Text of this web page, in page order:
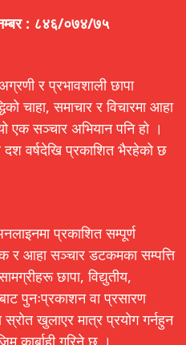
नम्बर : ८४६/०७४/७५
र प्रभावशाली छापा
चाहा, समाचार र विचारमा आहा
एक सञ्चार अभियान पनि हो ।
दश वर्षदेखि प्रकाशित भैरहेको छ
प्रकाशित सम्पूर्ण
र आहा सञ्चार डटकमका सम्पत्ति
छापा, विद्युतीय,
पुनःप्रकाशन वा प्रसारण
खुलाएर मात्र प्रयोग गर्नहुन